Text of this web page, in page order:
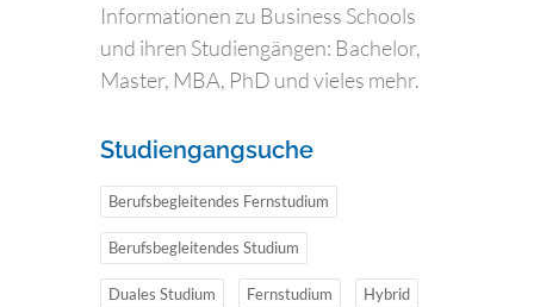
Informationen zu Business Schools
und ihren Studiengängen: Bachelor,
Master, MBA, PhD und vieles mehr.
Studiengangsuche
Berufsbegleitendes Fernstudium
Berufsbegleitendes Studium
Duales Studium Fernstudium Hybrid